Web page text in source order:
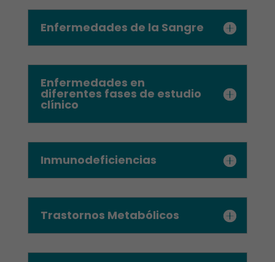
Enfermedades de la Sangre
Enfermedades en
diferentes fases de estudio
clínico
Inmunodeficiencias
Trastornos Metabólicos